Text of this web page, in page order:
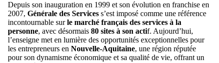
Depuis son inauguration en 1999 et son évolution en franchise en
2007, Générale des Services s’est imposé comme une référence
incontournable surle marché français des services à la
personne, avec désormais 80 sites à son actif. Aujourd’hui,
l’enseigne met en lumière des opportunités exceptionnelles pour
les entrepreneurs en Nouvelle-Aquitaine, une région réputée
pour son dynamisme économique et sa qualité de vie, offrant un